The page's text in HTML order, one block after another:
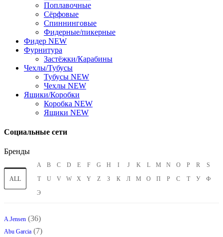
Поплавочные
Сёрфовые
Спиннинговые
Фидерные/пикерные
Фидер NEW
Фурнитура
Застёжки/Карабины
Чехлы/Тубусы
Тубусы NEW
Чехлы NEW
Ящики/Коробки
Коробка NEW
Ящики NEW
Социальные сети
Бренды
ALL
A B C D E F G H I J K L M N O P R
S
T
U V W X Y Z З К Л М О П Р С Т У
Ф
Э
A.Jensen (36)
Abu Garcia (7)